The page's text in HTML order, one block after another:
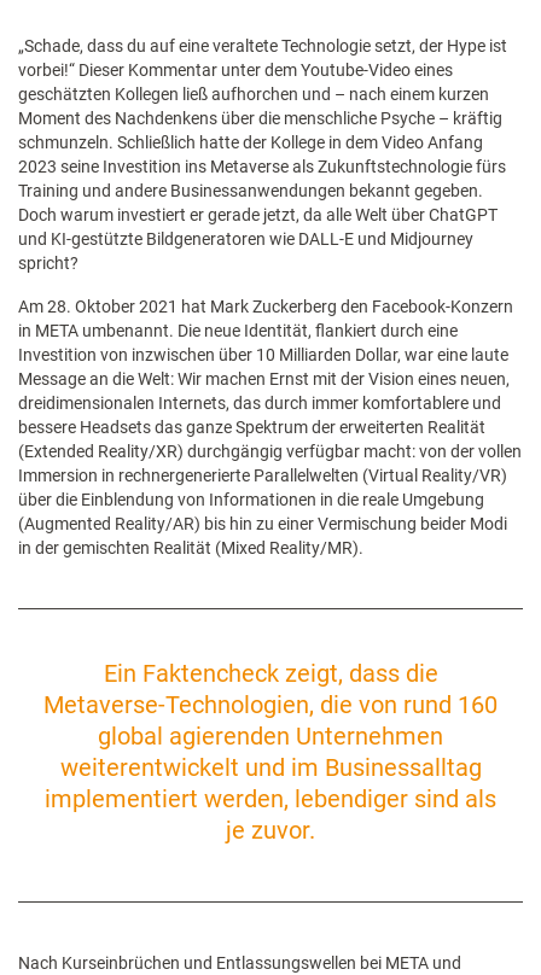
„Schade, dass du auf eine veraltete Technologie setzt, der Hype ist
vorbei!“ Dieser Kommentar unter dem Youtube-Video eines
geschätzten Kollegen ließ aufhorchen und – nach einem kurzen
Moment des Nachdenkens über die menschliche Psyche – kräftig
schmunzeln. Schließlich hatte der Kollege in dem Video Anfang
2023 seine Investition ins Metaverse als Zukunftstechnologie fürs
Training und andere Businessanwendungen bekannt gegeben.
Doch warum investiert er gerade jetzt, da alle Welt über ChatGPT
und KI-gestützte Bildgeneratoren wie DALL-E und Midjourney
spricht?
Am 28. Oktober 2021 hat Mark Zuckerberg den Facebook-Konzern
in META umbenannt. Die neue Identität, flankiert durch eine
Investition von inzwischen über 10 Milliarden Dollar, war eine laute
Message an die Welt: Wir machen Ernst mit der Vision eines neuen,
dreidimensionalen Internets, das durch immer komfortablere und
bessere Headsets das ganze Spektrum der erweiterten Realität
(Extended Reality/XR) durchgängig verfügbar macht: von der vollen
Immersion in rechnergenerierte Parallelwelten (Virtual Reality/VR)
über die Einblendung von Informationen in die reale Umgebung
(Augmented Reality/AR) bis hin zu einer Vermischung beider Modi
in der gemischten Realität (Mixed Reality/MR).
Ein Faktencheck zeigt, dass die
Metaverse-Technologien, die von rund 160
global agierenden Unternehmen
weiterentwickelt und im Businessalltag
implementiert werden, lebendiger sind als
je zuvor.
Nach Kurseinbrüchen und Entlassungswellen bei META und